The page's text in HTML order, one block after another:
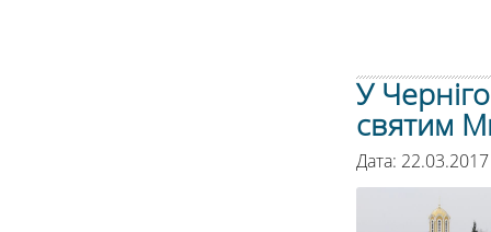
У
святим
Дата: